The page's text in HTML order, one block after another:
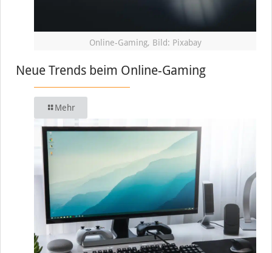
Online-Gaming, Bild: Pixabay
Neue Trends beim Online-Gaming
Mehr